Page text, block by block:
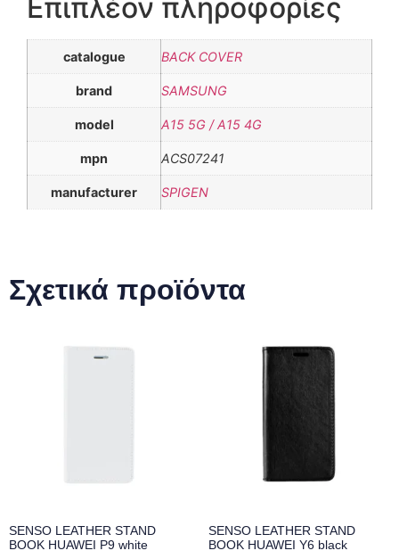
Επιπλέον πληροφορίες
catalogue BACK COVER
brand SAMSUNG
model A15 5G / A15 4G
mpn ACS07241
manufacturer SPIGEN
Σχετικά προϊόντα
SENSO LEATHER STAND
BOOK HUAWEI P9 white
SENSO LEATHER STAND
BOOK HUAWEI Y6 black